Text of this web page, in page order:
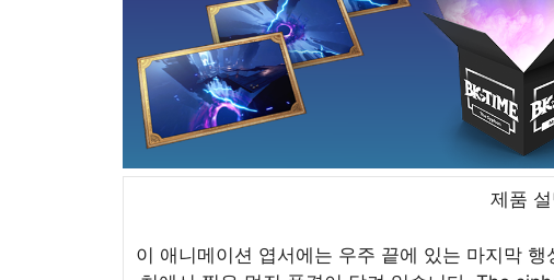
제품 설
이 애니메이션 엽서에는 우주 끝에 있는 마지막